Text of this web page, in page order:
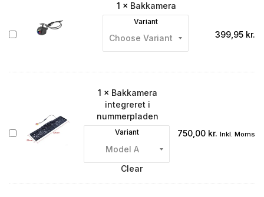
Bakkamera
1 × Bakkamera
Variant
399,95 kr.
Bakkamera
integreret
1 × Bakkamera
integreret i
nummerpladen
Variant
Clear
750,00 kr. Inkl. Moms